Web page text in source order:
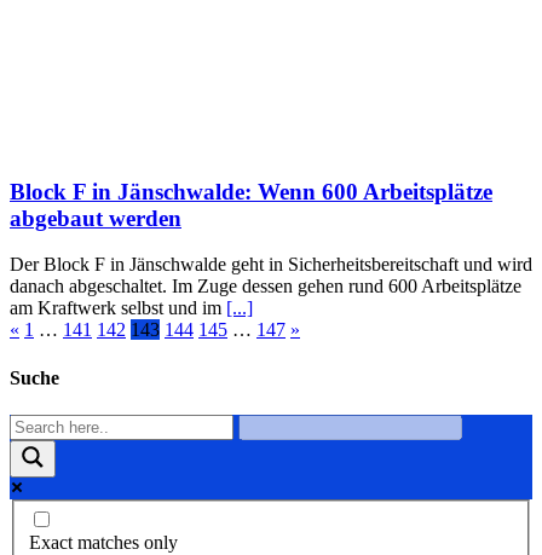
Block F in Jänschwalde: Wenn 600 Arbeitsplätze
abgebaut werden
Der Block F in Jänschwalde geht in Sicherheitsbereitschaft und wird
danach abgeschaltet. Im Zuge dessen gehen rund 600 Arbeitsplätze
am Kraftwerk selbst und im [...]
« 1 … 141 142 143 144 145 … 147 »
Suche
Exact matches only